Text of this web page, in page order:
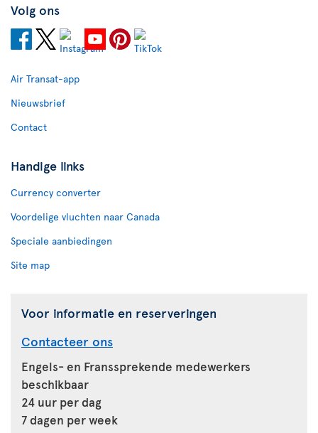
Volg ons
Air Transat-app
Nieuwsbrief
Contact
Handige links
Currency converter
Voordelige vluchten naar Canada
Speciale aanbiedingen
Site map
Voor informatie en reserveringen
Contacteer ons
Engels- en Franssprekende medewerkers
beschikbaar
24 uur per dag
7 dagen per week